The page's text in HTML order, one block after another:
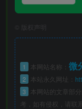
版权声明
1 本网站名称： 微
2 本站永久网址：
3
本网站的文章部
考，如有侵权，请联